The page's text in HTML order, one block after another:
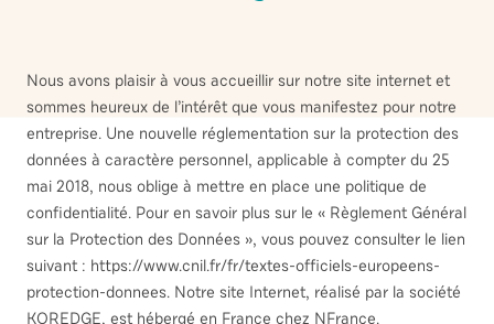
Nous avons plaisir à vous accueillir sur notre site internet et
sommes heureux de l’intérêt que vous manifestez pour notre
entreprise. Une nouvelle réglementation sur la protection des
données à caractère personnel, applicable à compter du 25
mai 2018, nous oblige à mettre en place une politique de
confidentialité. Pour en savoir plus sur le « Règlement Général
sur la Protection des Données », vous pouvez consulter le lien
suivant : https://www.cnil.fr/fr/textes-officiels-europeens-
protection-donnees. Notre site Internet, réalisé par la société
KOREDGE, est hébergé en France chez NFrance.